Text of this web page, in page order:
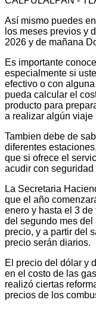
Así mismo puedes
los meses previos y
2026 y de mañana
Es importante
especialmente si
efectivo o con
pueda calcular el
producto para
a realizar algún viaje
Tambien debe de
diferentes
que si ofrece el
acudir con
La Secretaria
que el año
enero y hasta el 3
del segundo mes del
precio, y a partir del
precio serán diarios.
El precio del dólar y
en el costo de las
realizó ciertas
precios de los